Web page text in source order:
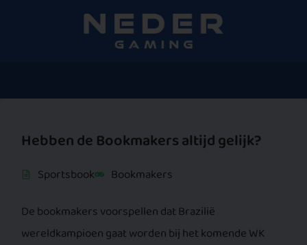
Hebben de Bookmakers altijd gelijk?
Sportsbook
Bookmakers
De bookmakers voorspellen dat Brazilië
wereldkampioen gaat worden bij het komende WK